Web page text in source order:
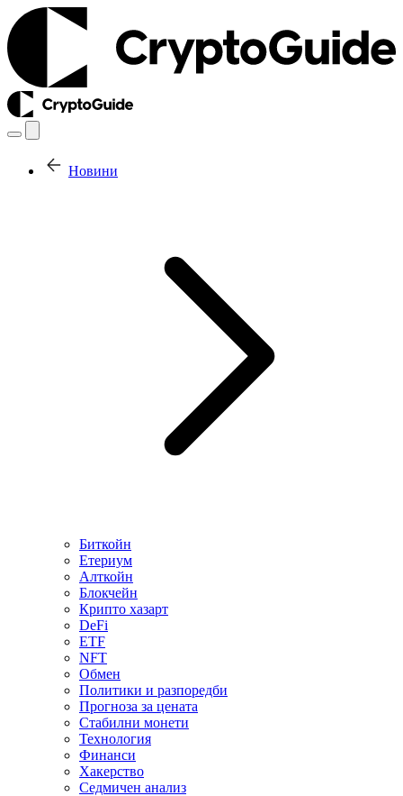
Новини
Биткойн
Етериум
Алткойн
Блокчейн
Крипто хазарт
DeFi
ETF
NFT
Обмен
Политики и разпоредби
Прогноза за цената
Стабилни монети
Технология
Финанси
Хакерство
Седмичен анализ